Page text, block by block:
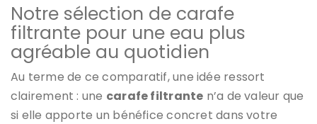
Notre sélection de carafe
filtrante pour une eau plus
agréable au quotidien
Au terme de ce comparatif, une idée ressort
clairement : une carafe filtrante n’a de valeur que
si elle apporte un bénéfice concret dans votre